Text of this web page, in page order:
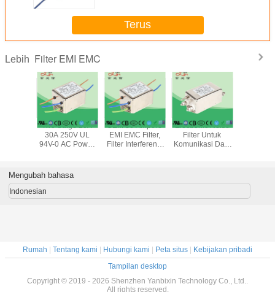
Terus
Lebih Filter EMI EMC
Two Stage 20A
30A 250V UL
94V-0 AC Power
OEM 30 Ampere
EMI EMC Filter,
Filter Interferensi
Electronic Noise
Filter Untuk
Komunikasi Data
Mengubah bahasa
Indonesian
Rumah | Tentang kami | Hubungi kami | Peta situs | Kebijakan pribadi
Tampilan desktop
Copyright © 2019 - 2026 Shenzhen Yanbixin Technology Co., Ltd..
All rights reserved.